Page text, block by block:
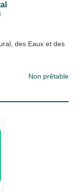
des Eaux et des
Non prêtable